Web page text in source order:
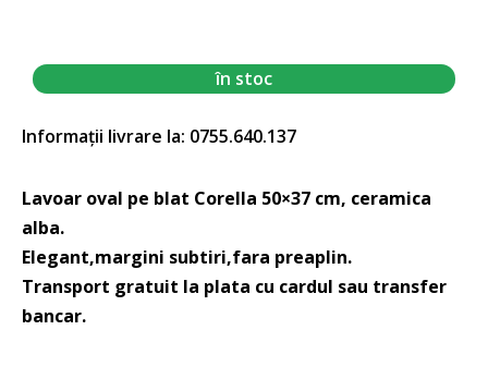
în stoc
Informații livrare la: 0755.640.137
Lavoar oval pe blat Corella 50×37 cm, ceramica
alba.
Elegant,margini subtiri,fara preaplin.
Transport gratuit la plata cu cardul sau transfer
bancar.